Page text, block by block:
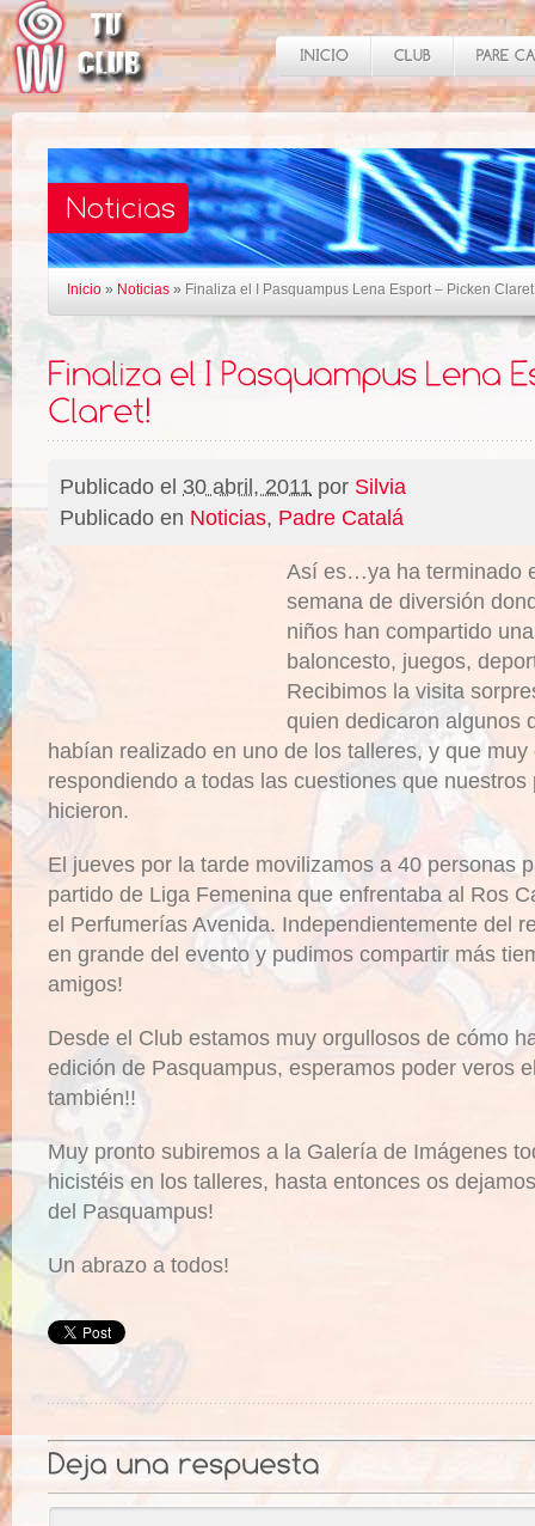
Inicio » Noticias » Finaliza el I Pasquampus Lena Esport – Picken
Publicado el 30 abril, 2011 por Silvia
Publicado en Noticias, Padre Catalá
Así es…ya ha terminado
semana de diversión
niños han compartido
baloncesto, juegos,
Recibimos la visita
quien dedicaron algunos
habían realizado en uno de los talleres, y que
respondiendo a todas las cuestiones que nuestros
hicieron.
El jueves por la tarde movilizamos a 40 personas
partido de Liga Femenina que enfrentaba al Ros
el Perfumerías Avenida. Independientemente del
en grande del evento y pudimos compartir más
amigos!
Desde el Club estamos muy orgullosos de cómo
edición de Pasquampus, esperamos poder veros
también!!
Muy pronto subiremos a la Galería de Imágenes
hicistéis en los talleres, hasta entonces os
del Pasquampus!
Un abrazo a todos!